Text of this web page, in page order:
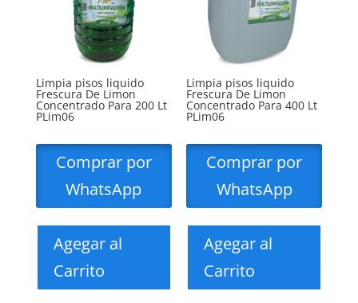
Limpia pisos liquido
Frescura De Limon
Concentrado Para 200 Lt
PLim06
Comprar por
WhatsApp
Agegar al
Carrito
Limpia pisos liquido
Frescura De Limon
Concentrado Para 400 Lt
PLim06
Comprar por
WhatsApp
Agegar al
Carrito